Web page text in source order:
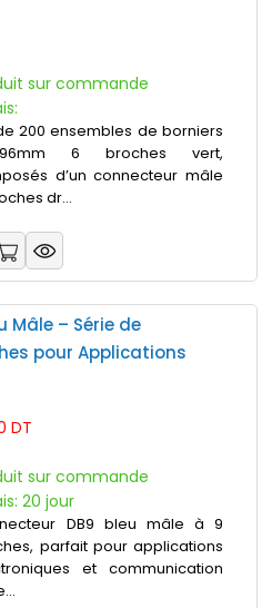
sur commande
200 ensembles de borniers
6 broches vert,
d’un connecteur mâle
dr...
Mâle – Série de
pour Applications
DT
sur commande
20 jour
DB9 bleu mâle à 9
parfait pour applications
et communication